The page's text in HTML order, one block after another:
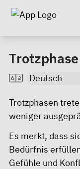
Trotzphase
Trotzphasen
weniger
Es merkt, dass
Bedürfnis
Gefühle und